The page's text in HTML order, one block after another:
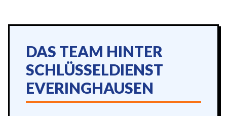
DAS TEAM HINTER
SCHLÜSSELDIENST
EVERINGHAUSEN